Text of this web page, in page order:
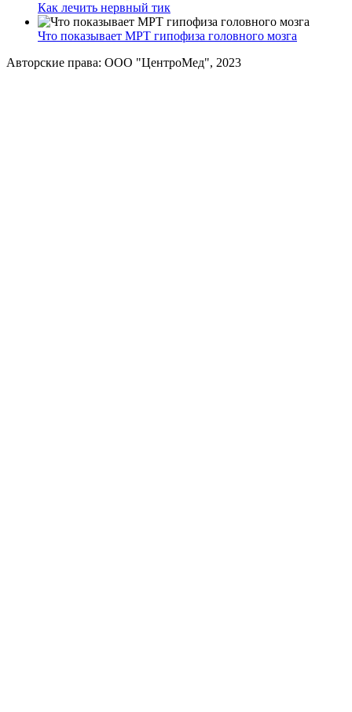
Как лечить нервный тик
Что показывает МРТ гипофиза головного мозга
Авторские права: ООО "ЦентроМед", 2023